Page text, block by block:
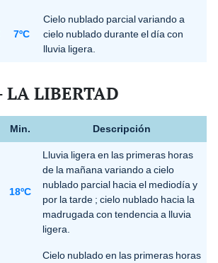
7ºC
Cielo nublado parcial variando a
cielo nublado durante el día con
lluvia ligera.
LA LIBERTAD
Min. Descripción
18ºC
Lluvia ligera en las primeras horas
de la mañana variando a cielo
nublado parcial hacia el mediodía y
por la tarde ; cielo nublado hacia la
madrugada con tendencia a lluvia
ligera.
Cielo nublado en las primeras horas